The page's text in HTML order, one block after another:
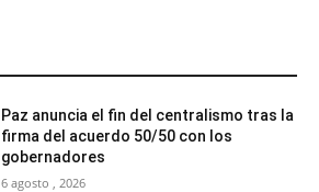
Paz anuncia el fin del centralismo tras la
firma del acuerdo 50/50 con los
gobernadores
6 agosto , 2026